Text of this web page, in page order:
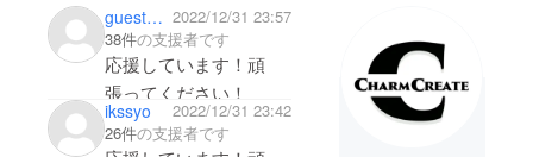
guest5410c59cbc 2022/12/31 23:57
38件の支援者です
応援しています！頑
張ってください！
ikssyo
2022/12/31 23:42
26件の支援者です